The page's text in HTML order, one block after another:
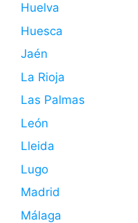
Huelva
Huesca
Jaén
La Rioja
Las Palmas
León
Lleida
Lugo
Madrid
Málaga